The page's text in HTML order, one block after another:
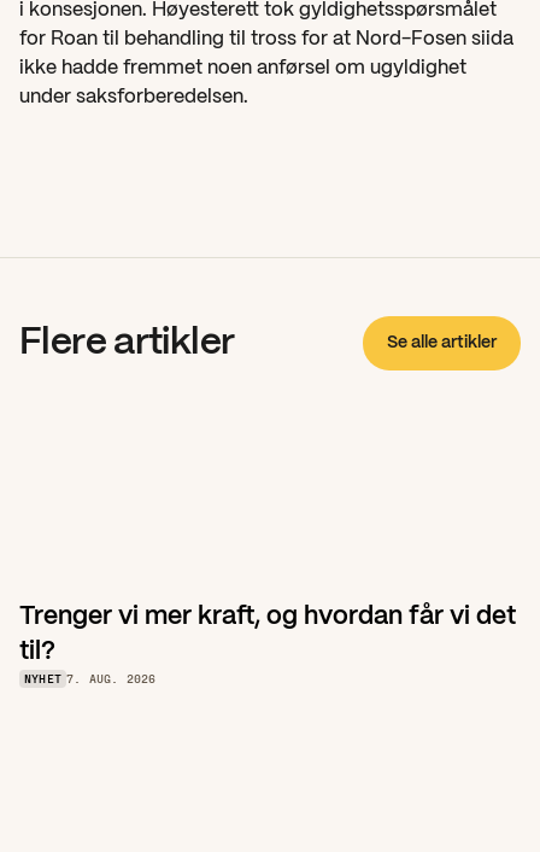
i konsesjonen. Høyesterett tok gyldighetsspørsmålet
for Roan til behandling til tross for at Nord-Fosen siida
ikke hadde fremmet noen anførsel om ugyldighet
under saksforberedelsen.
Flere artikler Se alle artikler
Trenger vi mer kraft, og hvordan får vi det
til?
NYHET 7. AUG. 2026